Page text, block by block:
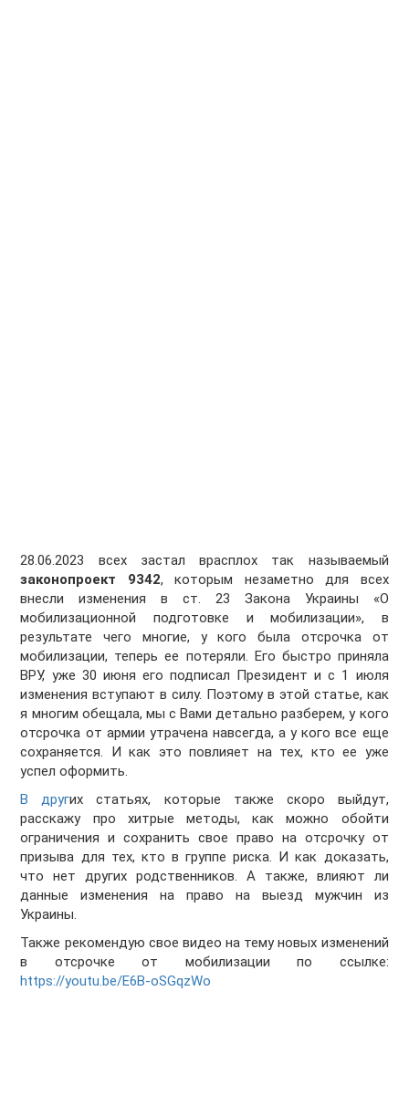
28.06.2023 всех застал врасплох так называемый
законопроект 9342, которым незаметно для всех
внесли изменения в ст. 23 Закона Украины «О
мобилизационной подготовке и мобилизации», в
результате чего многие, у кого была отсрочка от
мобилизации, теперь ее потеряли. Его быстро приняла
ВРУ, уже 30 июня его подписал Президент и с 1 июля
изменения вступают в силу. Поэтому в этой статье, как
я многим обещала, мы с Вами детально разберем, у кого
отсрочка от армии утрачена навсегда, а у кого все еще
сохраняется. И как это повлияет на тех, кто ее уже
успел оформить.
В других статьях, которые также скоро выйдут,
расскажу про хитрые методы, как можно обойти
ограничения и сохранить свое право на отсрочку от
призыва для тех, кто в группе риска. И как доказать,
что нет других родственников. А также, влияют ли
данные изменения на право на выезд мужчин из
Украины.
Также рекомендую свое видео на тему новых изменений
в отсрочке от мобилизации по ссылке:
https://youtu.be/E6B-oSGqzWo